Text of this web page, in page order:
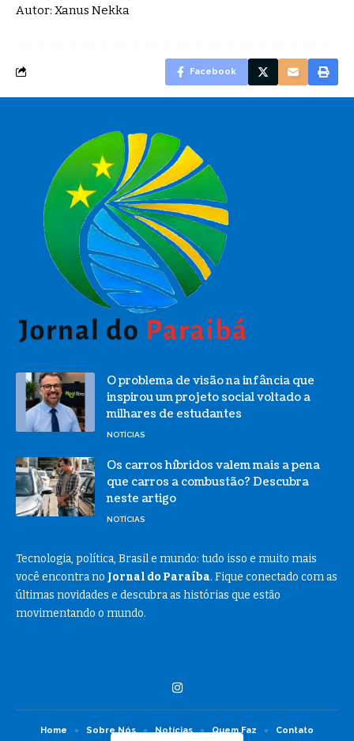
Autor: Xanus Nekka
Facebook
O problema de visão na infância que
inspirou um projeto social voltado a
milhares de estudantes
NOTÍCIAS
Os carros híbridos valem mais a pena
que carros a combustão? Descubra
neste artigo
NOTÍCIAS
Tecnologia, política, Brasil e mundo: tudo isso e muito mais
você encontra no Jornal do Paraíba. Fique conectado com as
últimas novidades e descubra as histórias que estão
movimentando o mundo.
Home Sobre Nós Notícias Quem Faz Contato